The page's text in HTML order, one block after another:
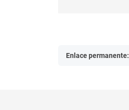
Enlace permanente: